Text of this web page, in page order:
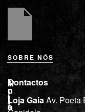
SOBRE NÓS
M
i
l
L
o
j
a
I
n
f
o
Contactos
Loja GaiaAv. Poeta